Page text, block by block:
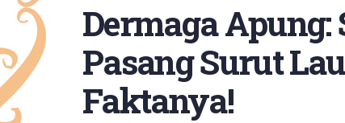
Dermaga Apung:
Pasang Surut
Faktanya!